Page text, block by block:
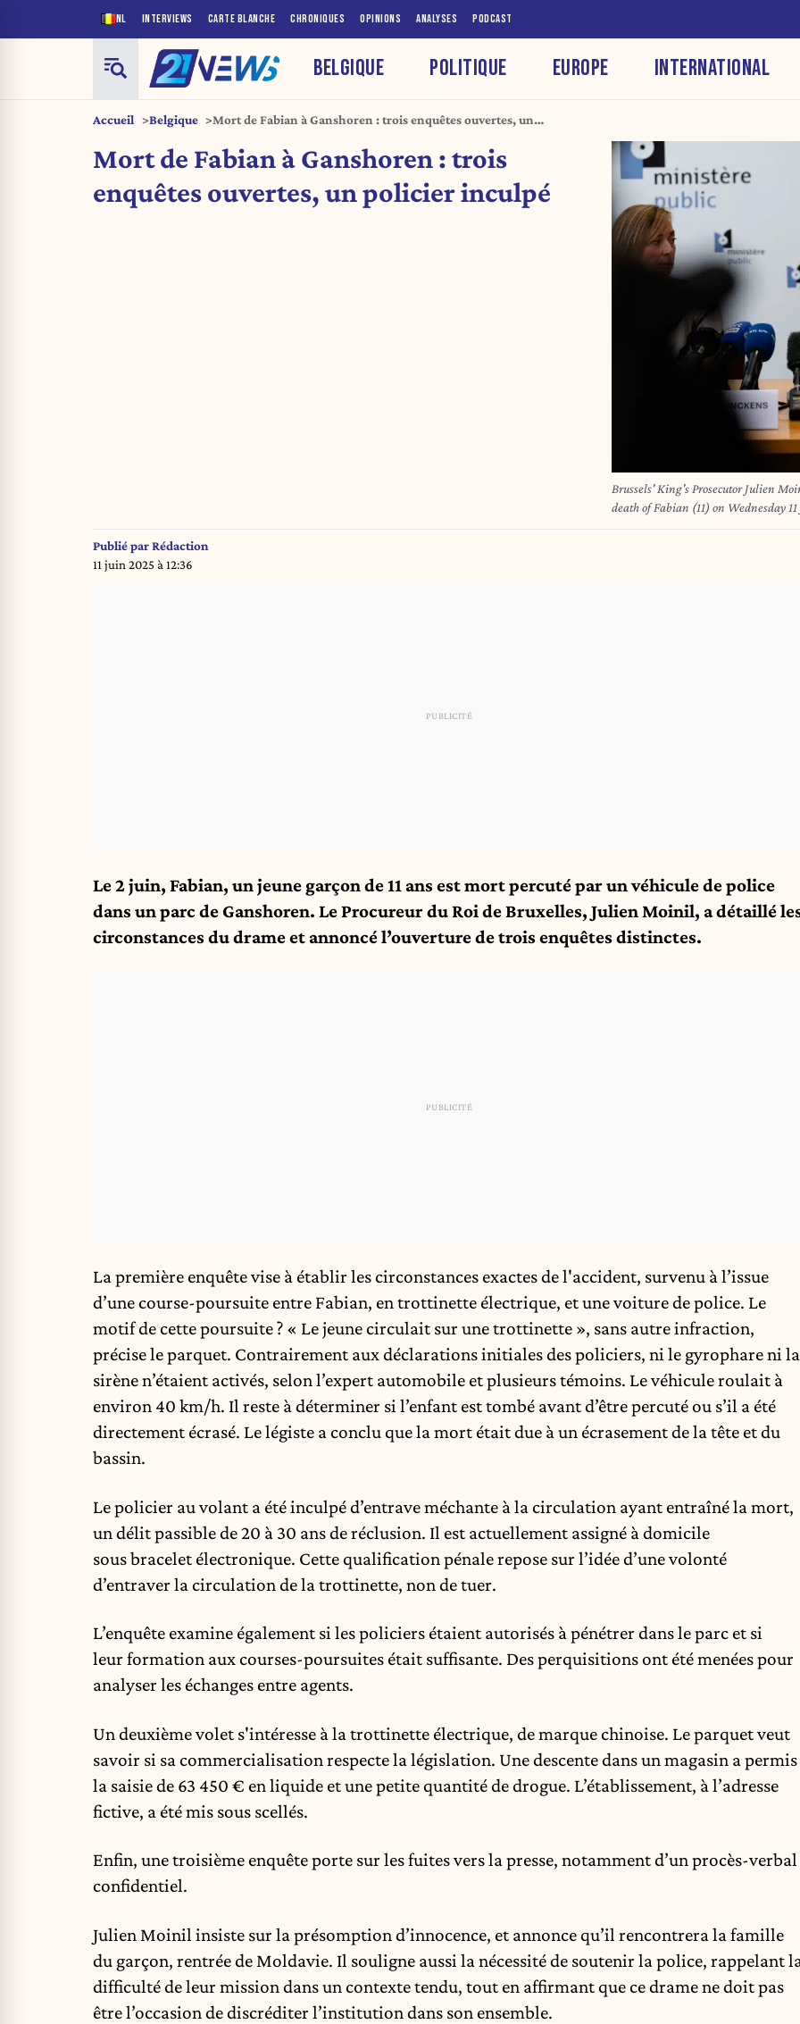
NL INTERVIEWS CARTE BLANCHE CHRONIQUES OPINIONS ANALYSES PODCAST
BELGIQUE POLITIQUE EUROPE INTERNATIONAL
Accueil Belgique
Mort de Fabian à Ganshoren : trois enquêtes ouvertes, un
Mort de Fabian à Ganshoren : trois
enquêtes ouvertes, un policier inculpé
Brussels' King's Prosecutor Julien Moinil pictured during a press conference about the
death of Fabian (11) on Wednesday
was was chased and hit by a police
Publié parRédaction
11 juin 2025 à 12:36
Le 2 juin, Fabian, un jeune garçon de 11 ans est mort percuté par un véhicule de police
dans un parc de Ganshoren. Le Procureur du Roi de Bruxelles, Julien Moinil, a détaillé
circonstances du drame et annoncé l’ouverture de trois enquêtes distinctes.
La première enquête vise à établir les circonstances exactes de l'accident, survenu à l’issue
d’une course-poursuite entre Fabian, en trottinette électrique, et une voiture de police. Le
motif de cette poursuite ? « Le jeune circulait sur une trottinette », sans autre infraction,
précise le parquet. Contrairement aux déclarations initiales des policiers, ni le gyrophare ni la
sirène n’étaient activés, selon l’expert automobile et plusieurs témoins. Le véhicule roulait à
environ 40 km/h. Il reste à déterminer si l’enfant est tombé avant d’être percuté ou s’il a été
directement écrasé. Le légiste a conclu que la mort était due à un écrasement de la tête et du
bassin.
Le policier au volant a été inculpé d’entrave méchante à la circulation ayant entraîné la mort,
un délit passible de 20 à 30 ans de réclusion. Il est actuellement assigné à domicile
sous bracelet électronique. Cette qualification pénale repose sur l’idée d’une volonté
d’entraver la circulation de la trottinette, non de tuer.
L’enquête examine également si les policiers étaient autorisés à pénétrer dans le parc et si
leur formation aux courses-poursuites était suffisante. Des perquisitions ont été menées pour
analyser les échanges entre agents.
Un deuxième volet s'intéresse à la trottinette électrique, de marque chinoise. Le parquet veut
savoir si sa commercialisation respecte la législation. Une descente dans un magasin a permis
la saisie de 63 450 € en liquide et une petite quantité de drogue. L’établissement, à l’adresse
fictive, a été mis sous scellés.
Enfin, une troisième enquête porte sur les fuites vers la presse, notamment d’un procès-verbal
confidentiel.
Julien Moinil insiste sur la présomption d’innocence, et annonce qu’il rencontrera la famille
du garçon, rentrée de Moldavie. Il souligne aussi la nécessité de soutenir la police, rappelant
difficulté de leur mission dans un contexte tendu, tout en affirmant que ce drame ne doit pas
être l’occasion de discréditer l’institution dans son ensemble.